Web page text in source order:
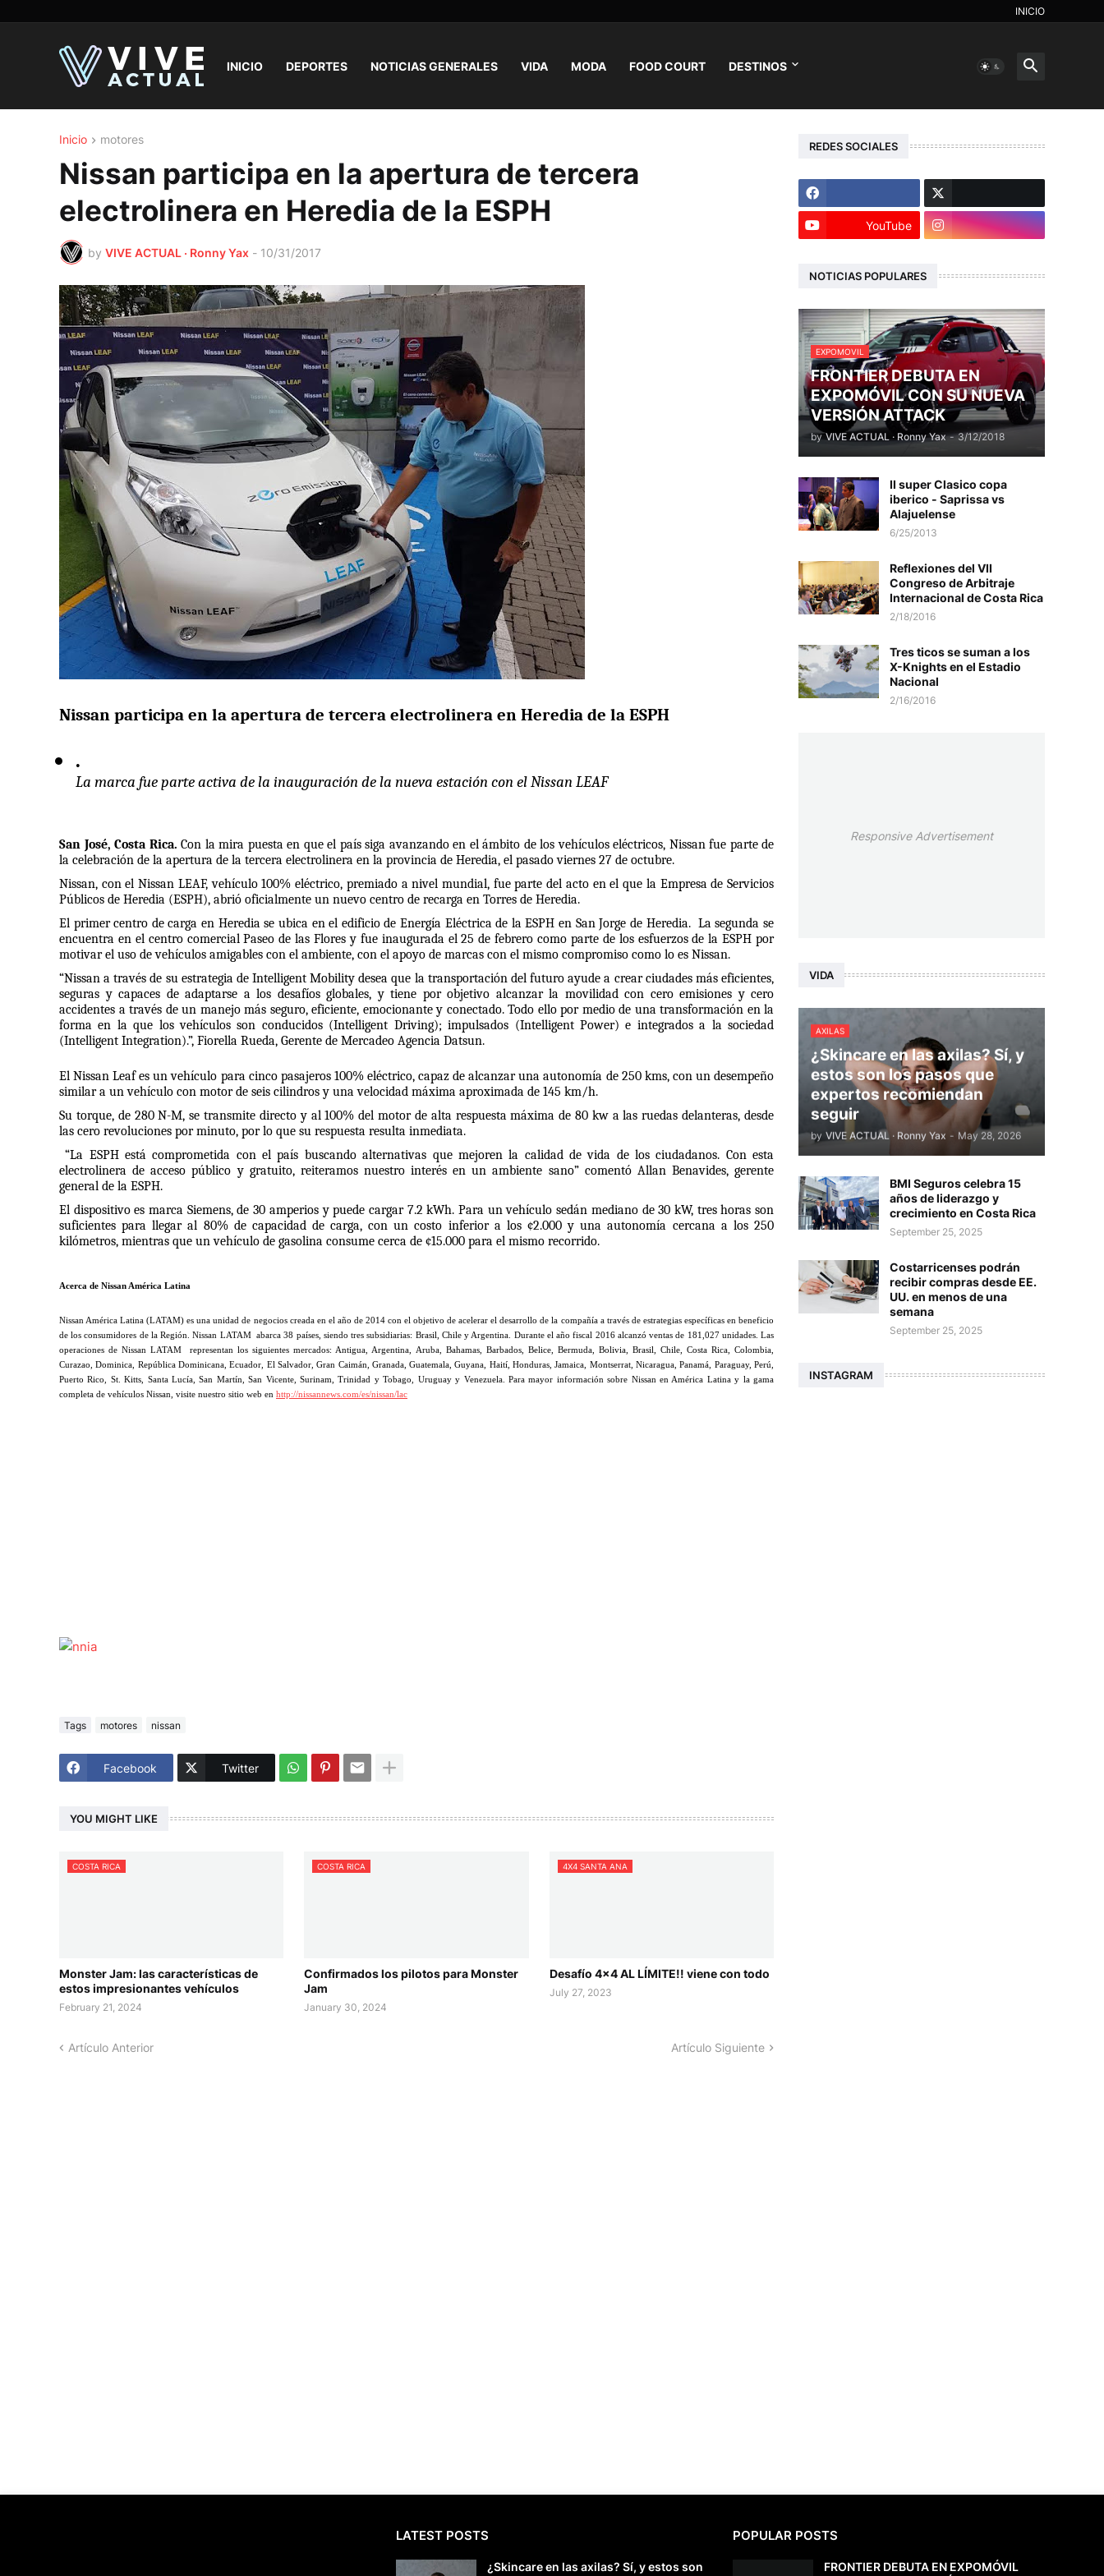
INICIO
INICIO DEPORTES NOTICIAS GENERALES VIDA MODA FOOD COURT DESTINOS
Inicio motores
Nissan participa en la apertura de tercera
electrolinera en Heredia de la ESPH
by VIVE ACTUAL · Ronny Yax - 10/31/2017
Nissan participa en la apertura de tercera electrolinera en Heredia de la ESPH
La marca fue parte activa de la inauguración de la nueva estación con el Nissan LEAF
San José, Costa Rica. Con la mira puesta en que el país siga avanzando en el ámbito de los vehículos eléctricos, Nissan fue parte de
la celebración de la apertura de la tercera electrolinera en la provincia de Heredia, el pasado viernes 27 de octubre.
Nissan, con el Nissan LEAF, vehículo 100% eléctrico, premiado a nivel mundial, fue parte del acto en el que la Empresa de Servicios
Públicos de Heredia (ESPH), abrió oficialmente un nuevo centro de recarga en Torres de Heredia.
El primer centro de carga en Heredia se ubica en el edificio de Energía Eléctrica de la ESPH en San Jorge de Heredia.  La segunda se
encuentra en el centro comercial Paseo de las Flores y fue inaugurada el 25 de febrero como parte de los esfuerzos de la ESPH por
motivar el uso de vehículos amigables con el ambiente, con el apoyo de marcas con el mismo compromiso como lo es Nissan.
“Nissan a través de su estrategia de Intelligent Mobility desea que la transportación del futuro ayude a crear ciudades más eficientes,
seguras y capaces de adaptarse a los desafíos globales, y tiene por objetivo alcanzar la movilidad con cero emisiones y cero
accidentes a través de un manejo más seguro, eficiente, emocionante y conectado. Todo ello por medio de una transformación en la
forma en la que los vehículos son conducidos (Intelligent Driving); impulsados (Intelligent Power) e integrados a la sociedad
(Intelligent Integration).”, Fiorella Rueda, Gerente de Mercadeo Agencia Datsun.
El Nissan Leaf es un vehículo para cinco pasajeros 100% eléctrico, capaz de alcanzar una autonomía de 250 kms, con un desempeño
similar a un vehículo con motor de seis cilindros y una velocidad máxima aproximada de 145 km/h.
Su torque, de 280 N-M, se transmite directo y al 100% del motor de alta respuesta máxima de 80 kw a las ruedas delanteras, desde
las cero revoluciones por minuto, por lo que su respuesta resulta inmediata.
“La ESPH está comprometida con el país buscando alternativas que mejoren la calidad de vida de los ciudadanos. Con esta
electrolinera de acceso público y gratuito, reiteramos nuestro interés en un ambiente sano” comentó Allan Benavides, gerente
general de la ESPH.
El dispositivo es marca Siemens, de 30 amperios y puede cargar 7.2 kWh. Para un vehículo sedán mediano de 30 kW, tres horas son
suficientes para llegar al 80% de capacidad de carga, con un costo inferior a los ¢2.000 y una autonomía cercana a los 250
kilómetros, mientras que un vehículo de gasolina consume cerca de ¢15.000 para el mismo recorrido.
Acerca de Nissan América Latina
Nissan América Latina (LATAM) es una unidad de negocios creada en el año de 2014 con el objetivo de acelerar el desarrollo de la compañía a través de estrategias específicas en beneficio
de los consumidores de la Región. Nissan LATAM  abarca 38 países, siendo tres subsidiarias: Brasil, Chile y Argentina. Durante el año fiscal 2016 alcanzó ventas de 181,027 unidades. Las
operaciones de Nissan LATAM  representan los siguientes mercados: Antigua, Argentina, Aruba, Bahamas, Barbados, Belice, Bermuda, Bolivia, Brasil, Chile, Costa Rica, Colombia,
Curazao, Dominica, República Dominicana, Ecuador, El Salvador, Gran Caimán, Granada, Guatemala, Guyana, Haití, Honduras, Jamaica, Montserrat, Nicaragua, Panamá, Paraguay, Perú,
Puerto Rico, St. Kitts, Santa Lucía, San Martín, San Vicente, Surinam, Trinidad y Tobago, Uruguay y Venezuela. Para mayor información sobre Nissan en América Latina y la gama
completa de vehículos Nissan, visite nuestro sitio web en http://nissannews.com/es/nissan/lac
Tags motores nissan
Facebook Twitter
YOU MIGHT LIKE
COSTA RICA
Monster Jam: las características de
estos impresionantes vehículos
February 21, 2024
COSTA RICA
Confirmados los pilotos para Monster
Jam
January 30, 2024
4X4 SANTA ANA
Desafío 4x4 AL LÍMITE!! viene con todo
July 27, 2023
Artículo Anterior Artículo Siguiente
REDES SOCIALES
YouTube
NOTICIAS POPULARES
EXPOMOVIL
FRONTIER DEBUTA EN
EXPOMÓVIL CON SU NUEVA
VERSIÓN ATTACK
by VIVE ACTUAL · Ronny Yax - 3/12/2018
II super Clasico copa
iberico - Saprissa vs
Alajuelense
6/25/2013
Reflexiones del VII
Congreso de Arbitraje
Internacional de Costa Rica
2/18/2016
Tres ticos se suman a los
X-Knights en el Estadio
Nacional
2/16/2016
Responsive Advertisement
VIDA
AXILAS
¿Skincare en las axilas? Sí, y
estos son los pasos que
expertos recomiendan
seguir
by VIVE ACTUAL · Ronny Yax - May 28, 2026
BMI Seguros celebra 15
años de liderazgo y
crecimiento en Costa Rica
September 25, 2025
Costarricenses podrán
recibir compras desde EE.
UU. en menos de una
semana
September 25, 2025
INSTAGRAM
LATEST POSTS
¿Skincare en las axilas? Sí, y estos son
POPULAR POSTS
FRONTIER DEBUTA EN EXPOMÓVIL